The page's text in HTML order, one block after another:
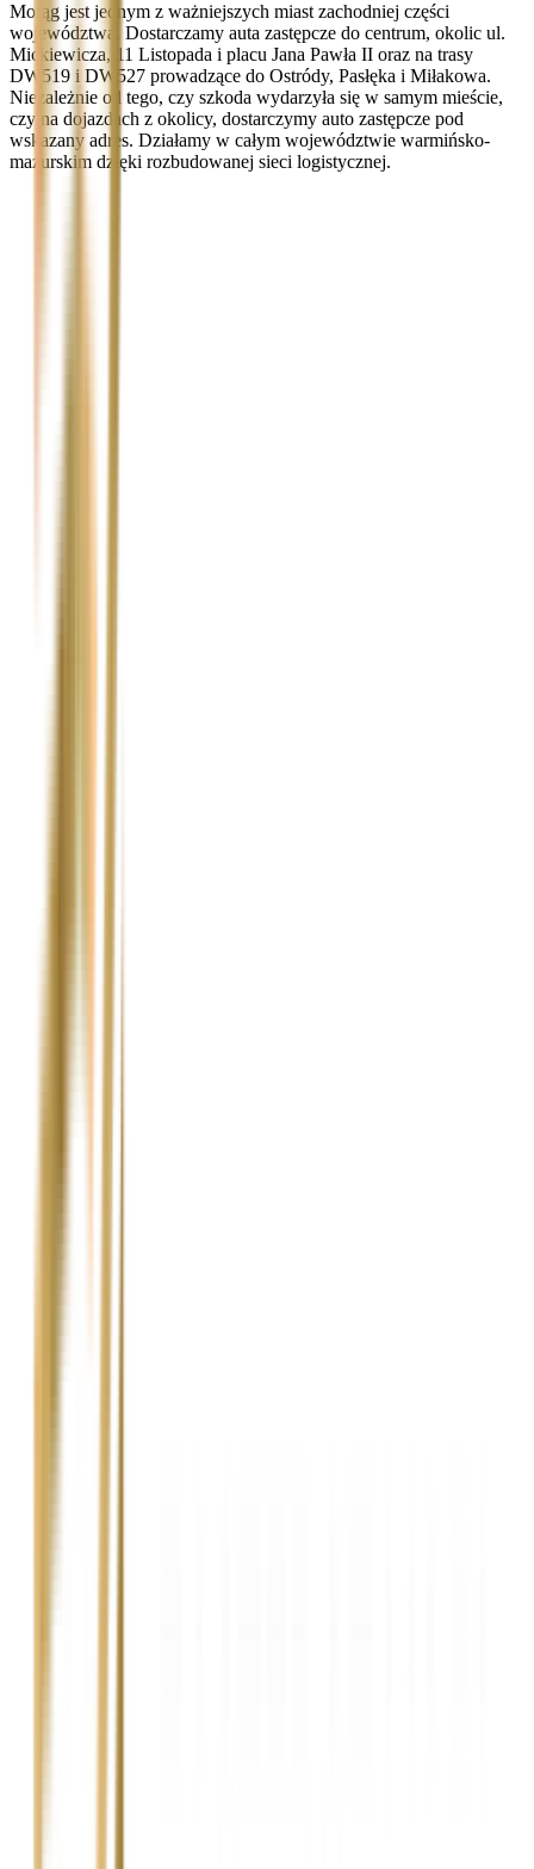
Morąg jest jednym z ważniejszych miast zachodniej części
województwa. Dostarczamy auta zastępcze do centrum, okolic ul.
Mickiewicza, 11 Listopada i placu Jana Pawła II oraz na trasy
DW519 i DW527 prowadzące do Ostródy, Pasłęka i Miłakowa.
Niezależnie od tego, czy szkoda wydarzyła się w samym mieście,
czy na dojazdach z okolicy, dostarczymy auto zastępcze pod
wskazany adres. Działamy w całym województwie warmińsko-
mazurskim dzięki rozbudowanej sieci logistycznej.